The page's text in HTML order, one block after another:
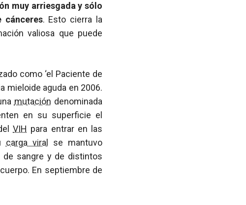
muy arriesgada y sólo
cánceres. Esto cierra la
valiosa que puede
como ‘el Paciente de
mieloide aguda en 2006.
mutación denominada
en su superficie el
VIH para entrar en las
carga viral
se mantuvo
sangre y de distintos
En septiembre de